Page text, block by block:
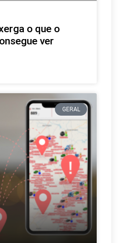
o que o
ver
GERAL